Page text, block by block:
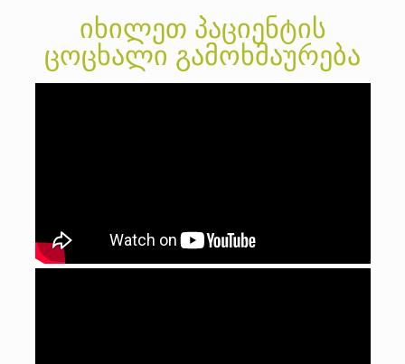
იხილეთ პაციენტის
ცოცხალი გამოხმაურება